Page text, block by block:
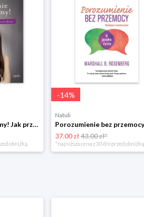
Już się nie rozumiemy! Jak przeżyć czas trzaskających drzwi Esprit
obniżką
-14%
Natuli
37.00 zł43.00 zł*
*najniższa cena z 30 dni przed obniżką